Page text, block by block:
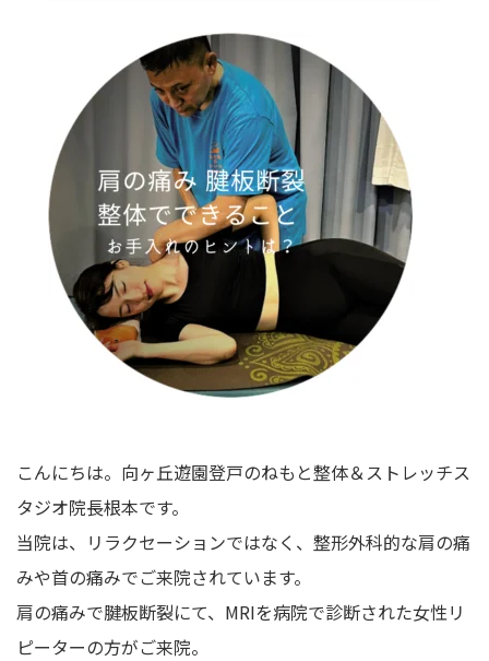
こんにちは。 向ヶ丘遊園登戸のねもと整体＆ストレッチス
タジオ院長根本です。
当院は、リラクセーションではなく、整形外科的な肩の痛
みや首の痛みでご来院されています。
肩の痛みで腱板断裂にて、MRIを病院で診断された女性リ
ピーターの方がご来院。